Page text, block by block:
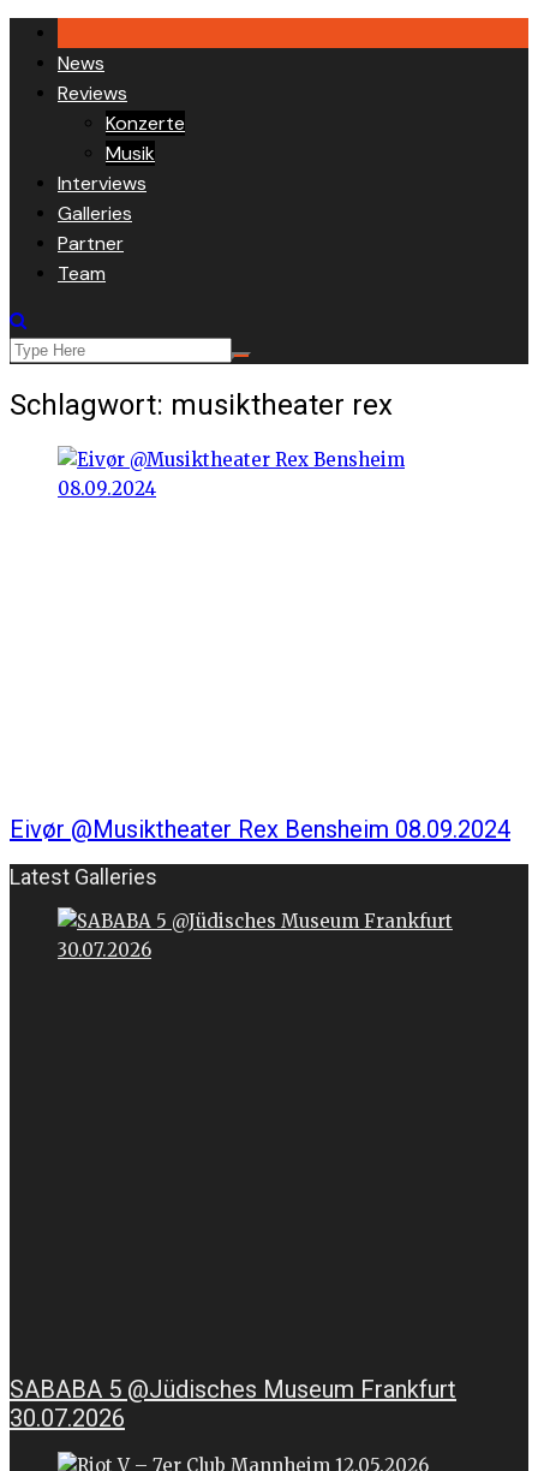
Skip
content
News
Reviews
Konzerte
Musik
Interviews
Galleries
Partner
Team
Schlagwort: musiktheater rex
Eivør @Musiktheater Rex Bensheim 08.09.2024
Latest Galleries
SABABA 5 @Jüdisches Museum Frankfurt
30.07.2026